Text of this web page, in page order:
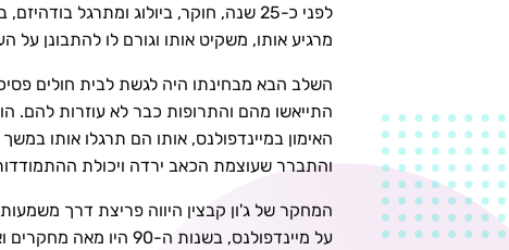
לפני כ-25 שנה, חוקר, ביולוג ומתרגל
מרגיע אותו, משקיט אותו וגורם לו להתבונן
השלב הבא מבחינתו היה לגשת לבית חולים
התייאשו מהם והתרופות כבר לא עוזרות
האימון במיינדפולנס, אותו הם תרגלו אותו
והתברר שעוצמת הכאב ירדה ויכולת